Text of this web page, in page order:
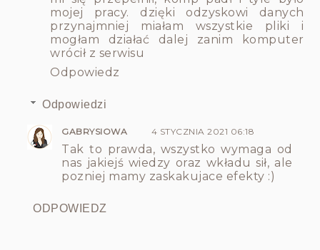
mojej pracy. dzięki odzyskowi danych
przynajmniej miałam wszystkie pliki i
mogłam działać dalej zanim komputer
wrócił z serwisu
Odpowiedz
Odpowiedzi
GABRYSIOWA 4 STYCZNIA 2021 06:18
Tak to prawda, wszystko wymaga od
nas jakiejś wiedzy oraz wkładu sił, ale
pozniej mamy zaskakujace efekty :)
ODPOWIEDZ